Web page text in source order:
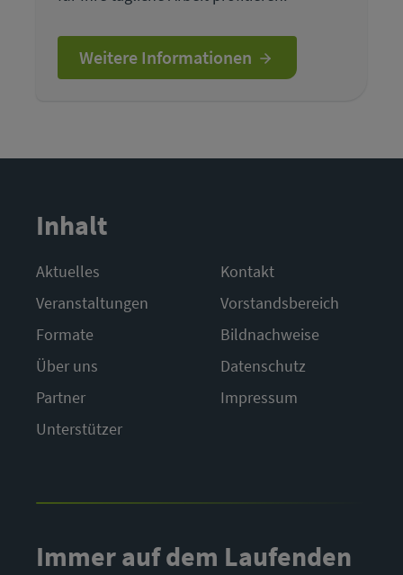
Weitere Informationen
Inhalt
Aktuelles
Veranstaltungen
Formate
Über uns
Partner
Unterstützer
Kontakt
Vorstandsbereich
Bildnachweise
Datenschutz
Impressum
Immer auf dem Laufenden